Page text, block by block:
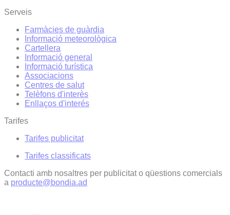
Serveis
Farmàcies de guàrdia
Informació meteorològica
Cartellera
Informació general
Informació turística
Associacions
Centres de salut
Telèfons d'interès
Enllaços d'interés
Tarifes
Tarifes publicitat
Tarifes classificats
Contacti amb nosaltres per publicitat o qüestions comercials
a producte@bondia.ad